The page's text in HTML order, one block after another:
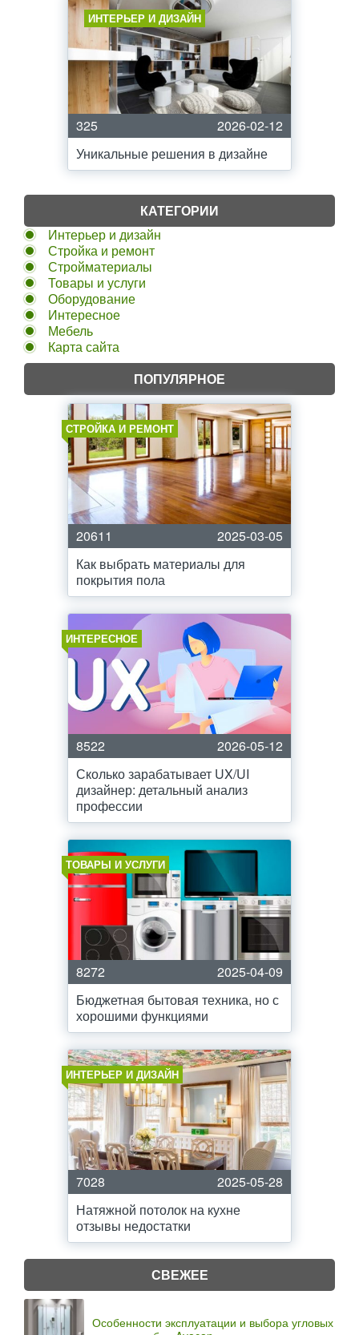
ИНТЕРЬЕР И ДИЗАЙН
325
2026-02-12
Уникальные решения в дизайне
КАТЕГОРИИ
Интерьер и дизайн
Стройка и ремонт
Стройматериалы
Товары и услуги
Оборудование
Интересное
Мебель
Карта сайта
ПОПУЛЯРНОЕ
СТРОЙКА И РЕМОНТ
20611
2025-03-05
Как выбрать материалы для
покрытия пола
ИНТЕРЕСНОЕ
8522
2026-05-12
Сколько зарабатывает UX/UI
дизайнер: детальный анализ
профессии
ТОВАРЫ И УСЛУГИ
8272
2025-04-09
Бюджетная бытовая техника, но с
хорошими функциями
ИНТЕРЬЕР И ДИЗАЙН
7028
2025-05-28
Натяжной потолок на кухне
отзывы недостатки
СВЕЖЕЕ
Особенности эксплуатации и выбора угловых